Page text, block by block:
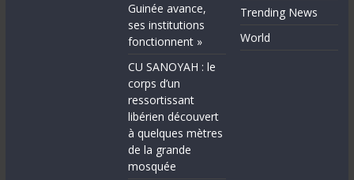
Guinée avance,
ses institutions
fonctionnent »
CU SANOYAH : le
corps d’un
ressortissant
libérien découvert
à quelques mètres
de la grande
mosquée
Trending News
World